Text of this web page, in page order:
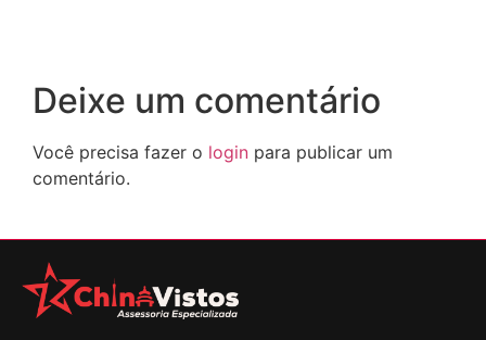
Deixe um comentário
Você precisa fazer o login para publicar um
comentário.